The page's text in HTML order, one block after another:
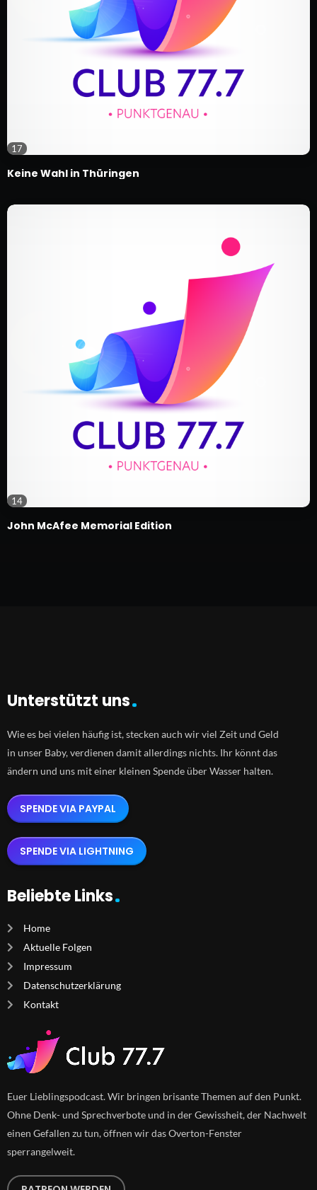
17
Keine Wahl in Thüringen
14
John McAfee Memorial Edition
Unterstützt uns
Wie es bei vielen häufig ist, stecken auch wir viel Zeit und Geld
in unser Baby, verdienen damit allerdings nichts. Ihr könnt das
ändern und uns mit einer kleinen Spende über Wasser halten.
SPENDE VIA PAYPAL
SPENDE VIA LIGHTNING
Beliebte Links
Home
Aktuelle Folgen
Impressum
Datenschutzerklärung
Kontakt
Euer Lieblingspodcast. Wir bringen brisante Themen auf den Punkt.
Ohne Denk- und Sprechverbote und in der Gewissheit, der Nachwelt
einen Gefallen zu tun, öffnen wir das Overton-Fenster
sperrangelweit.